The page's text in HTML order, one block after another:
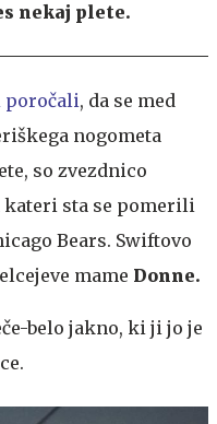
nekaj plete.
poročali, da se med
nogometa
so zvezdnico
sta se pomerili
Bears. Swiftovo
mame Donne.
belo jakno, ki ji jo je